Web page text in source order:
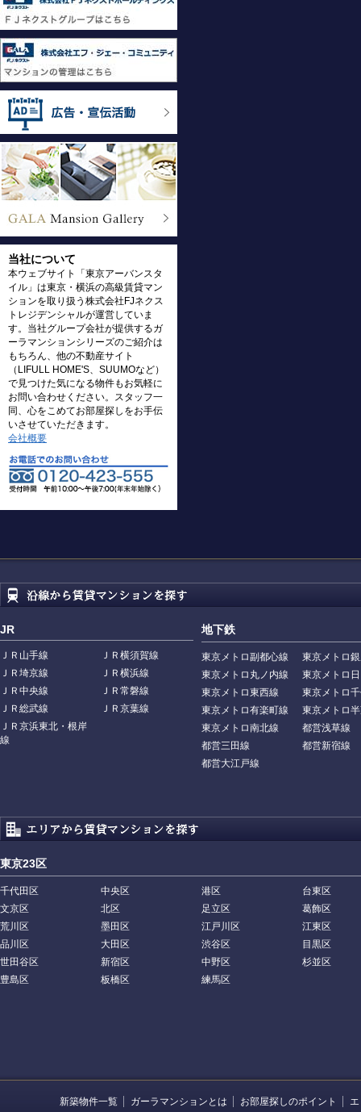
当社について
本ウェブサイト「東京アーバンスタ
イル」は東京・横浜の高級賃貸マン
ションを取り扱う株式会社FJネクス
トレジデンシャルが運営していま
す。当社グループ会社が提供するガ
ーラマンションシリーズのご紹介は
もちろん、他の不動産サイト
（LIFULL HOME'S、SUUMOなど）
で見つけた気になる物件もお気軽に
お問い合わせください。スタッフ一
同、心をこめてお部屋探しをお手伝
いさせていただきます。
会社概要
JR
ＪＲ山手線
ＪＲ横須賀線
ＪＲ埼京線
ＪＲ横浜線
ＪＲ中央線
ＪＲ常磐線
ＪＲ総武線
ＪＲ京葉線
ＪＲ京浜東北・根岸
線
地下鉄
東京メトロ副都心線
東京メトロ
東京メトロ丸ノ内線
東京メトロ
東京メトロ東西線
東京メトロ
東京メトロ有楽町線
東京メトロ
東京メトロ南北線
都営浅草線
都営三田線
都営新宿線
都営大江戸線
東京23区
千代田区 中央区 港区
台東区
文京区
北区 足立区
葛飾区
荒川区
墨田区 江戸川区
江東区
品川区
大田区 渋谷区
目黒区
世田谷区
新宿区 中野区
杉並区
豊島区
板橋区 練馬区
新築物件一覧 ガーラマンションとは お部屋探しのポイント